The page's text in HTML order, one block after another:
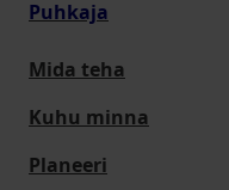
Puhkaja
Mida teha
Kuhu minna
Planeeri